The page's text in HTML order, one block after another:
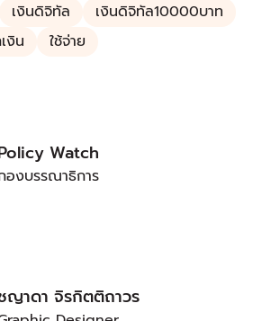
เงินดิจิทัล
เงินดิจิทัล10000บาท
งิน ใช้จ่าย
Watch
องบรรณาธิการ
ญาดา จิรกิตติถาวร